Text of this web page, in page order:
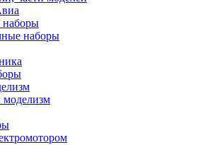
наборы
наборы
моделизм